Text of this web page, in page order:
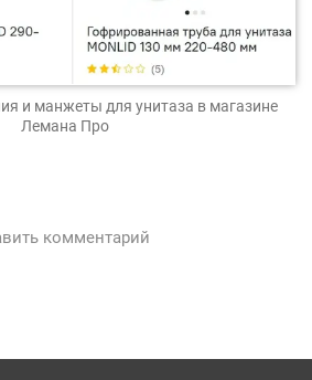
и манжеты для унитаза в магазине
Лемана Про
комментарий